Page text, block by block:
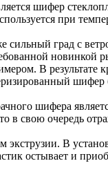
шифер
при
град с
новинкой
В
шифера
в свою очередь
В
остывает и